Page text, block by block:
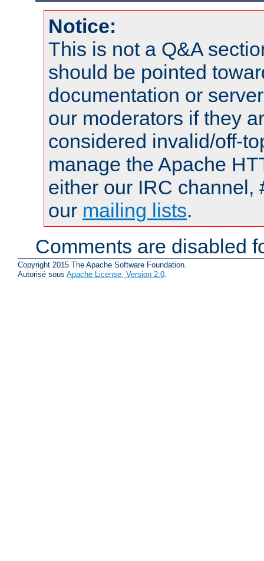
Notice:
This is not a Q&A
should be pointed
documentation or
our moderators if they
considered invalid/off-
manage the Apache
either our IRC channel,
our mailing lists.
Comments are disabled
Copyright 2015 The Apache Software Foundation.
Autorisé sous Apache License, Version 2.0